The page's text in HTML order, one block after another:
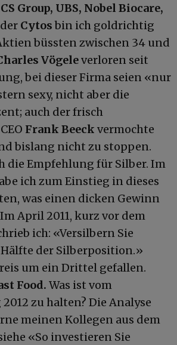
CS Group, UBS, Nobel Biocare,
Cytosbin ich goldrichtig
büssten zwischen 34 und
Vögeleverloren seit
bei dieser Firma seien «nur
sexy, nicht aber die
auch der frisch
Frank Beeck vermochte
bislang nicht zu stoppen.
die Empfehlung für Silber. Im
ich zum Einstieg in dieses
was einen dicken Gewinn
April 2011, kurz vor dem
ich: «Versilbern Sie
der Silberposition.»
um ein Drittel gefallen.
Food. Was ist vom
zu halten? Die Analyse
meinen Kollegen aus dem
«So investieren Sie